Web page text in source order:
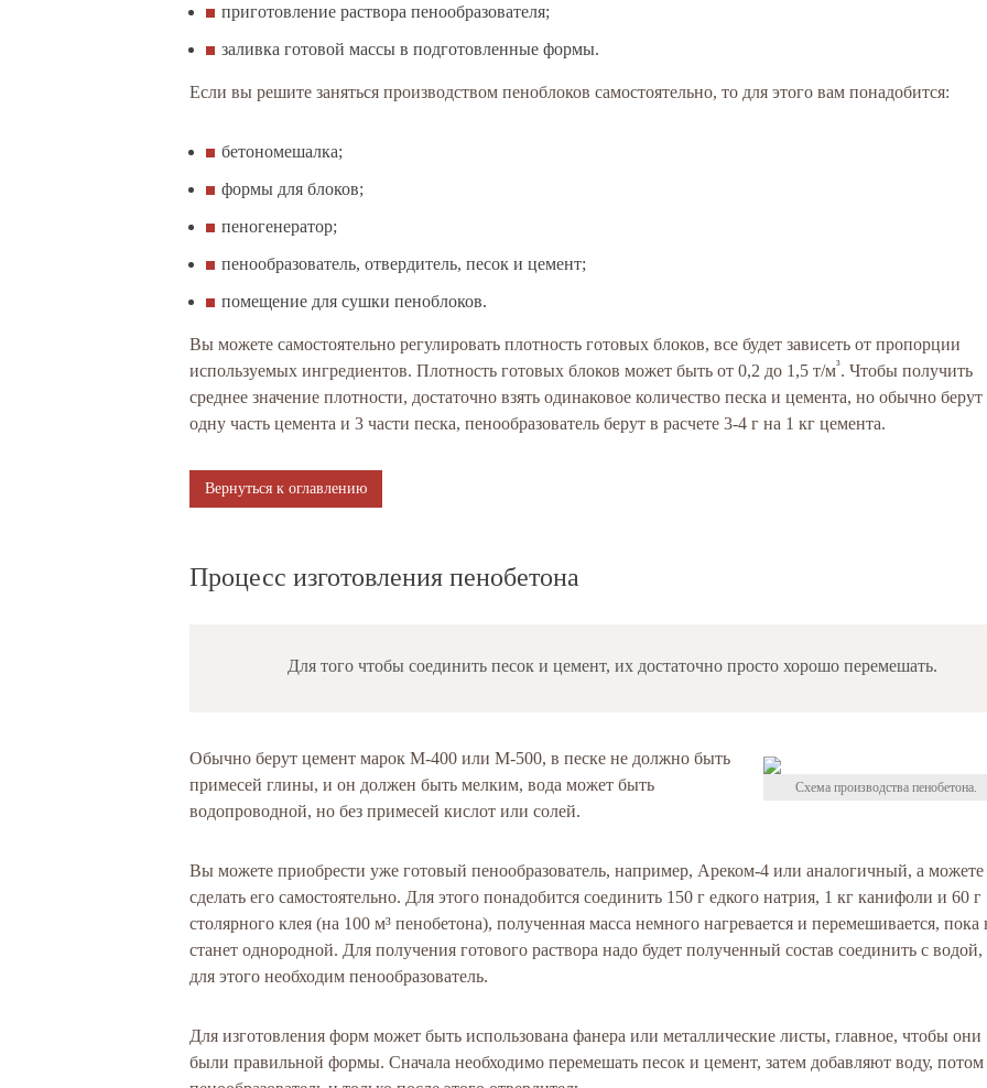
приготовление раствора пенообразователя;
заливка готовой массы в подготовленные формы.
Если вы решите заняться производством пеноблоков самостоятельно, то для этого вам понадобится:
бетономешалка;
формы для блоков;
пеногенератор;
пенообразователь, отвердитель, песок и цемент;
помещение для сушки пеноблоков.
Вы можете самостоятельно регулировать плотность готовых блоков, все будет зависеть от пропорции
используемых ингредиентов. Плотность готовых блоков может быть от 0,2 до 1,5 т/м³. Чтобы получить
среднее значение плотности, достаточно взять одинаковое количество песка и цемента, но обычно берут
одну часть цемента и 3 части песка, пенообразователь берут в расчете 3-4 г на 1 кг цемента.
Вернуться к оглавлению
Процесс изготовления пенобетона
Для того чтобы соединить песок и цемент, их достаточно просто хорошо перемешать.
Схема производства пенобетона.
Обычно берут цемент марок М-400 или М-500, в песке не должно быть
примесей глины, и он должен быть мелким, вода может быть
водопроводной, но без примесей кислот или солей.
Вы можете приобрести уже готовый пенообразователь, например, Ареком-4 или аналогичный, а можете
сделать его самостоятельно. Для этого понадобится соединить 150 г едкого натрия, 1 кг канифоли и 60 г
столярного клея (на 100 м³ пенобетона), полученная масса немного нагревается и перемешивается, пока
станет однородной. Для получения готового раствора надо будет полученный состав соединить с водой,
для этого необходим пенообразователь.
Для изготовления форм может быть использована фанера или металлические листы, главное, чтобы они
были правильной формы. Сначала необходимо перемешать песок и цемент, затем добавляют воду, потом